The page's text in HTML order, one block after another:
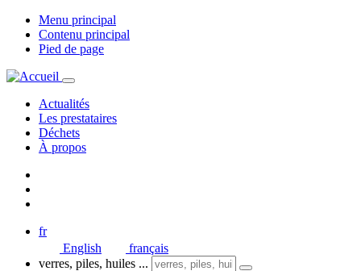
Menu principal
Contenu principal
Pied de page
Actualités
Les prestataires
Déchets
À propos
fr
English
français
verres, piles, huiles ...